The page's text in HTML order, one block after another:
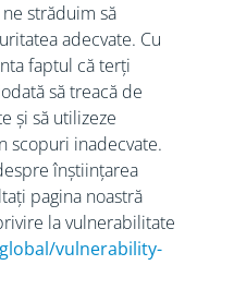
străduim să
adecvate. Cu
faptul că terți
să treacă de
și să utilizeze
scopuri inadecvate.
înștiințarea
pagina noastră
la vulnerabilitate
vulnerability-